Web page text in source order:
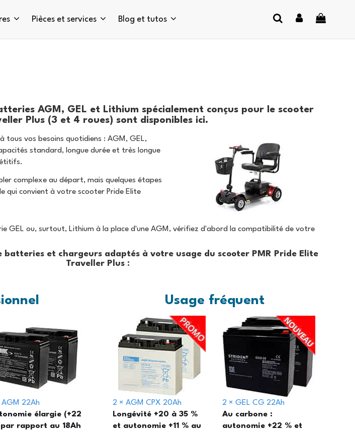
Pièces et services Blog et tutos
AGM, GEL et Lithium spécialement conçus pour le scooter
Plus (3 et 4 roues) sont disponibles ici.
tous vos besoins quotidiens : AGM, GEL,
standard, longue durée et très longue
complexe au départ, mais quelques étapes
qui convient à votre scooter Pride Elite
GEL ou, surtout, Lithium à la place d'une AGM, vérifiez d'abord la compatibilité de votre
batteries et chargeurs adaptés à votre usage du scooter PMR Pride Elite
Traveller Plus :
AGM 22Ah
élargie (+22
par rapport au 18Ah
Usage fréquent
2 × AGM CPX 20Ah
Longévité +20 à 35 %
et autonomie +11 % au
2 × GEL CG 22Ah
Au carbone :
autonomie +22 % et